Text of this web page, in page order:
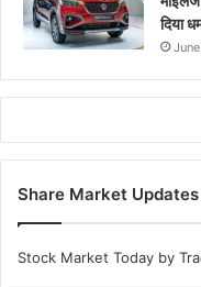
दिया
Share Market Updates
Stock Market Today by